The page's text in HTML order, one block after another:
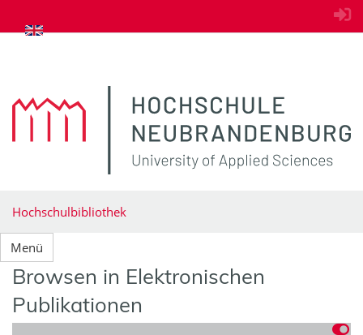
zum Inhalt springen
Hochschulbibliothek
Menü
Browsen in Elektronischen
Publikationen